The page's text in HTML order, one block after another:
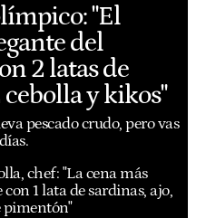
"El
del
2 latas de
y kikos"
pescado crudo, pero vas
chef: "La cena más
1 lata de sardinas, ajo,
pimentón"